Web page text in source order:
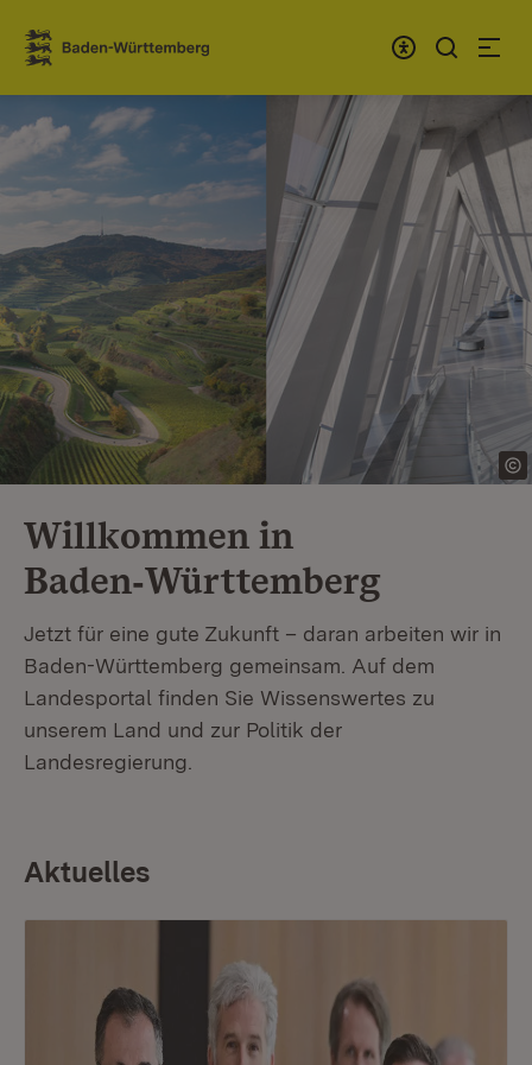
Zum Inhalt springen
Link zur Startseite
Willkommen in
Baden‑Württemberg
Jetzt für eine gute Zukunft – daran arbeiten wir in
Baden-Württemberg gemeinsam. Auf dem
Landesportal finden Sie Wissenswertes zu
unserem Land und zur Politik der
Landesregierung.
Aktuelles